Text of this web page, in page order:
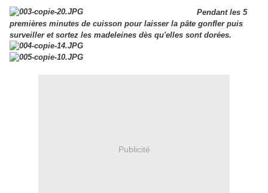
Pendant les 5
premières minutes de cuisson pour laisser la pâte gonfler puis
surveiller et sortez les madeleines dès qu'elles sont dorées.
Publicité